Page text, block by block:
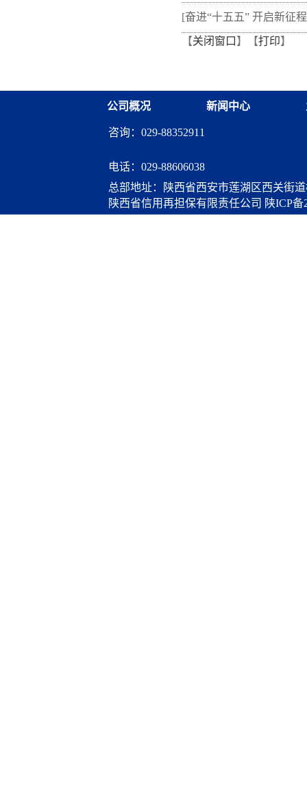
新"以审代训"， 让政策学
从"听"变"练"
[奋进“十五五” 开启新征
融资担保体系这样做](十
【关闭窗口 】【打印】
公司概况 新闻中心
咨询：029-88352911
电话： 029-88606038
陕西省信用再担保有限责任公司 陕ICP备
总部地址：陕西省西安市莲湖区西关街